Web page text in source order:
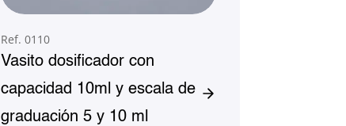
Ref. 0110
Vasito dosificador con
capacidad 10ml y escala de
graduación 5 y 10 ml